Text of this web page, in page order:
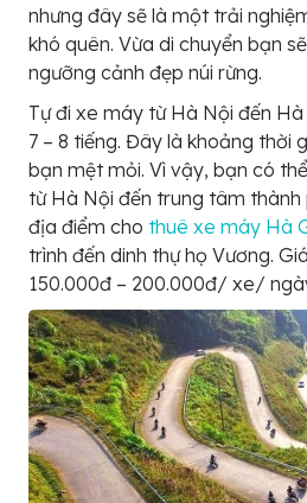
nhưng đây sẽ là một trải
khó quên. Vừa di chuyển bạn
ngưỡng cảnh đẹp núi rừng.
Tự đi xe máy từ Hà Nội đến
7 – 8 tiếng. Đây là khoảng thời
bạn mệt mỏi. Vì vậy, bạn có
từ Hà Nội đến trung tâm
địa điểm cho thuê xe máy Hà
trình đến dinh thự họ Vương.
150.000đ – 200.000đ/ xe/